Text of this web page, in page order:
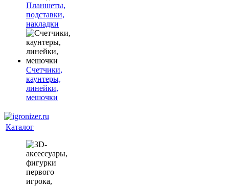
Планшеты,
подставки,
накладки
Счетчики,
каунтеры,
линейки,
мешочки
Каталог